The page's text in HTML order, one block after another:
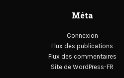
Méta
Connexion
Flux des publications
Flux des commentaires
Site de WordPress-FR